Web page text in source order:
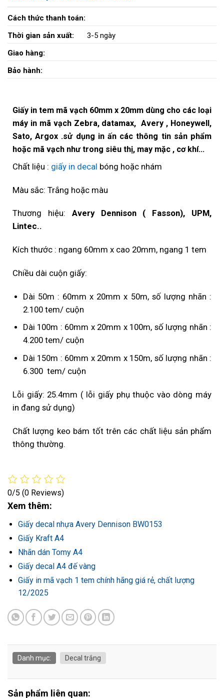
Cách thức thanh toán:
Thời gian sản xuất:
3-5 ngày
Giao hàng:
Bảo hành:
Giấy in tem mã vạch 60mm x 20mm dùng cho các loại
máy in mã vạch Zebra, datamax, Avery , Honeywell,
Sato, Argox .sử dụng in ấn các thông tin sản phẩm
hoặc mã vạch như trong siêu thị, may mặc , cơ khí…
Chất liệu : giấy in decal bóng hoặc nhám
Màu sắc: Trắng hoặc màu
Thương hiệu: Avery Dennison ( Fasson), UPM,
Lintec..
Kích thước : ngang 60mm x cao 20mm, ngang 1 tem
Chiều dài cuộn giấy:
Dài 50m : 60mm x 20mm x 50m, số lượng nhãn :
2.100 tem/ cuộn
Dài 100m : 60mm x 20mm x 100m, số lượng nhãn :
4.200 tem/ cuộn
Dài 150m : 60mm x 20mm x 150m, số lượng nhãn :
6.300 tem/ cuộn
Lỗi giấy: 25.4mm ( lỗi giấy phụ thuộc vào dòng máy
in đang sử dụng)
Chất lượng keo bám tốt trên các chất liệu sản phẩm
thông thường.
0/5 (0 Reviews)
Xem thêm:
Giấy decal nhựa Avery Dennison BW0153
Giấy Kraft A4
Nhãn dán Tomy A4
Giấy decal A4 đế vàng
Giấy in mã vạch 1 tem chính hãng giá rẻ, chất lượng
12/2025
Danh mục: Decal trắng
Sản phẩm liên quan: